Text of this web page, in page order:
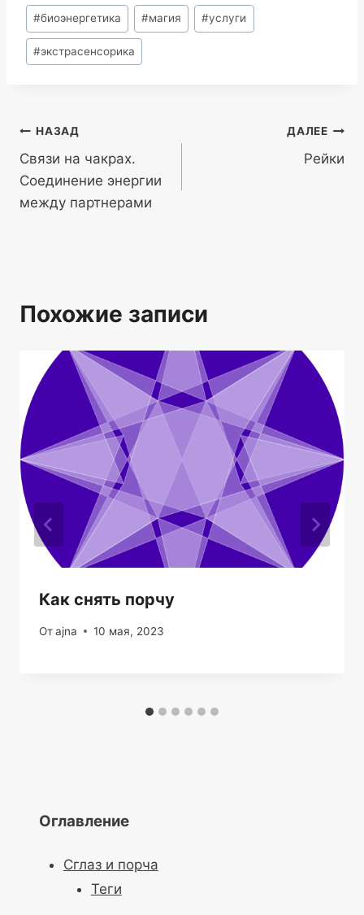
Метки
записи:
#биоэнергетика #магия #услуги
#экстрасенсорика
Навигация
по
записям
НАЗАД
Связи на чакрах.
Соединение энергии
между партнерами
ДАЛЕЕ
Рейки
Похожие записи
Как снять порчу
Отajna 10 мая, 2023
Оглавление
Сглаз и порча
Теги